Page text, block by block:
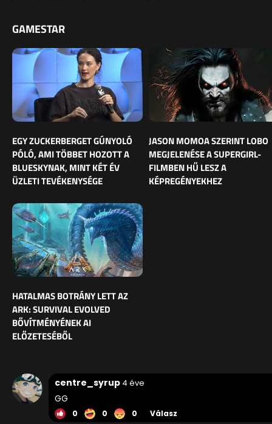
GAMESTAR
EGY ZUCKERBERGET GÚNYOLÓ
PÓLÓ, AMI TÖBBET HOZOTT A
BLUESKYNAK, MINT KÉT ÉV
ÜZLETI TEVÉKENYSÉGE
JASON MOMOA SZERINT LOBO
MEGJELENÉSE A SUPERGIRL-
FILMBEN HŰ LESZ A
KÉPREGÉNYEKHEZ
HATALMAS BOTRÁNY LETT AZ
ARK: SURVIVAL EVOLVED
BŐVÍTMÉNYÉNEK AI
ELŐZETESÉBŐL
centre_syrup 4 éve
GG
0 0 0 Válasz